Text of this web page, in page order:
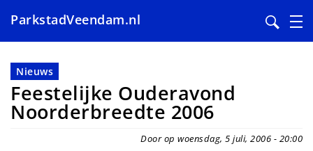
en
naar
de
inhoud
ParkstadVeendam.nl
Nieuws
Feestelijke Ouderavond
Noorderbreedte 2006
Door op woensdag, 5 juli, 2006 - 20:00